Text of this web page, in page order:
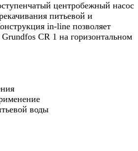
центробежный насос
питьевой и
in-line позволяет
Grundfos CR 1 на горизонтальном
воды